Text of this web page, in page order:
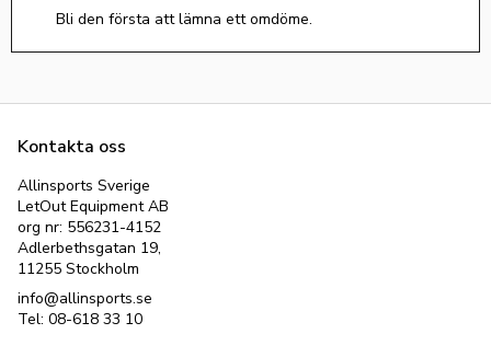
Bli den första att lämna ett omdöme.
Kontakta oss
Allinsports Sverige
LetOut Equipment AB
org nr: 556231-4152
Adlerbethsgatan 19,
11255 Stockholm
info@allinsports.se
Tel: 08-618 33 10